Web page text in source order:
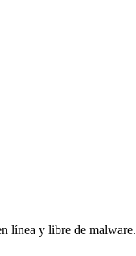
línea y libre de malware.